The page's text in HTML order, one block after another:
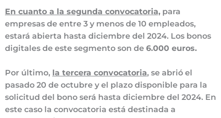
En cuanto a la segunda convocatoria, para
empresas de entre 3 y menos de 10 empleados,
estará abierta hasta diciembre del 2024. Los bonos
digitales de este segmento son de 6.000 euros.
Por último, la tercera convocatoria, se abrió el
pasado 20 de octubre y el plazo disponible para la
solicitud del bono será hasta diciembre del 2024. En
este caso la convocatoria está destinada a